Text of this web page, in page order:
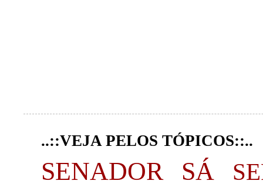
..::VEJA PELOS TÓPICOS::..
SENADOR SÁ